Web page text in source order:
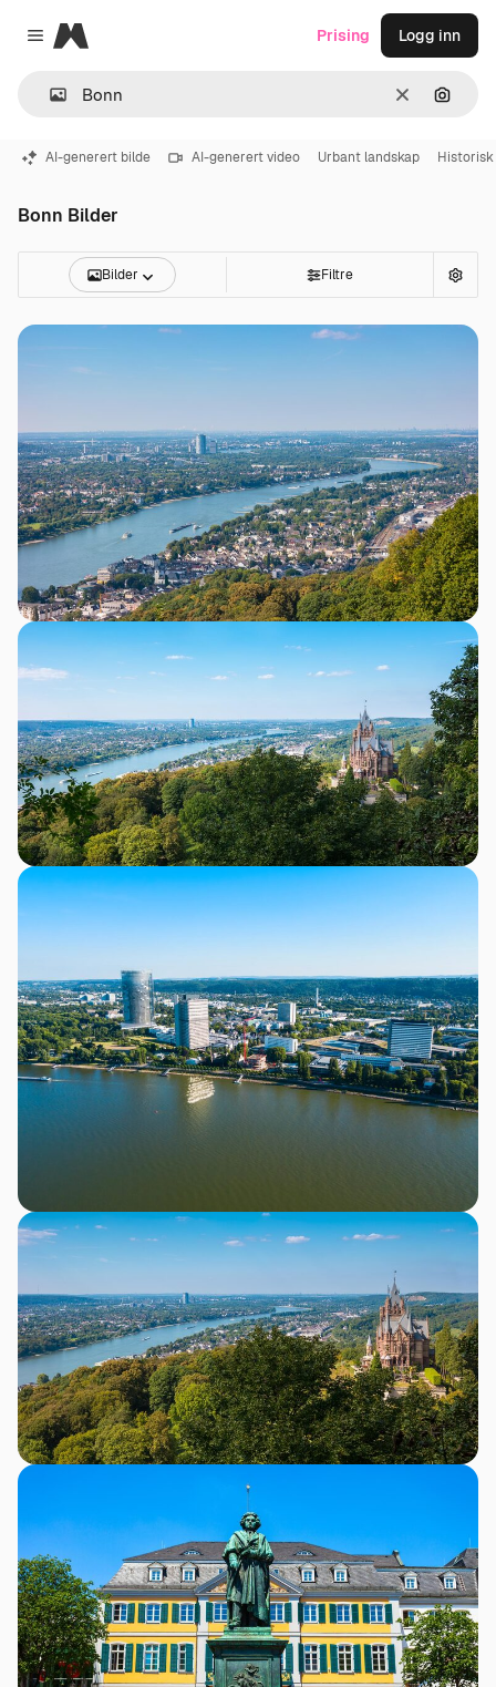
Close menu
Magnific
Slett Søk
Prising Logg inn
AI-generert bilde AI-generert video Urbant landskap Historisk
Bonn Bilder
Bilder Filtre